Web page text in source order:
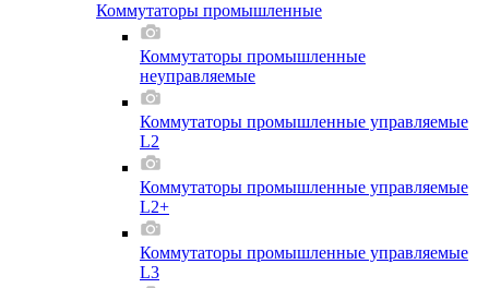
Коммутаторы промышленные
Коммутаторы промышленные
неуправляемые
Коммутаторы промышленные управляемые
L2
Коммутаторы промышленные управляемые
L2+
Коммутаторы промышленные управляемые
L3